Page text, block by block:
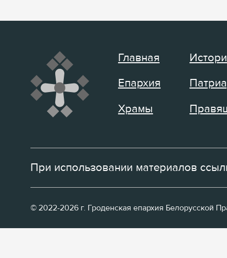
Главная
Епархия
Храмы
При использовании материалов
© 2022-2026 г. Гроденская епархия Белорусской